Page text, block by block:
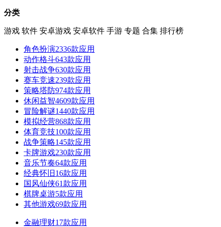
分类
游戏 软件 安卓游戏 安卓软件 手游 专题 合集 排行榜
角色扮演2336款应用
动作格斗643款应用
射击战争630款应用
赛车竞速239款应用
策略塔防974款应用
休闲益智4609款应用
冒险解谜1440款应用
模拟经营868款应用
体育竞技100款应用
战争策略145款应用
卡牌游戏230款应用
音乐节奏64款应用
经典怀旧 16款应用
国风仙侠61款应用
棋牌桌游5款应用
其他游戏69款应用
金融理财17款应用